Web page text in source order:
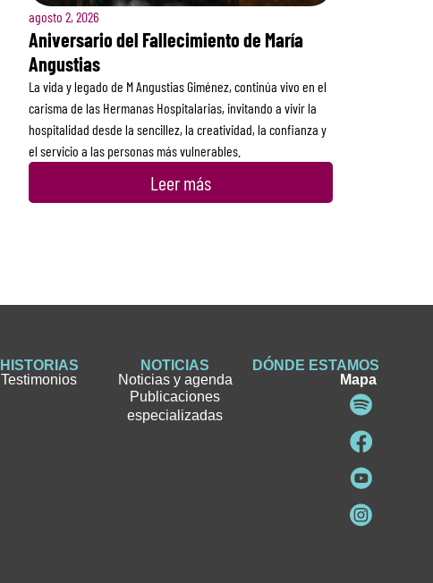
agosto 2, 2026
Aniversario del Fallecimiento de María
Angustias
La vida y legado de M Angustias Giménez, continúa vivo en el
carisma de las Hermanas Hospitalarias, invitando a vivir la
hospitalidad desde la sencillez, la creatividad, la confianza y
el servicio a las personas más vulnerables.
Leer más
HISTORIAS
Testimonios
NOTICIAS
Noticias y agenda
Publicaciones
especializadas
DÓNDE ESTAMOS
Mapa